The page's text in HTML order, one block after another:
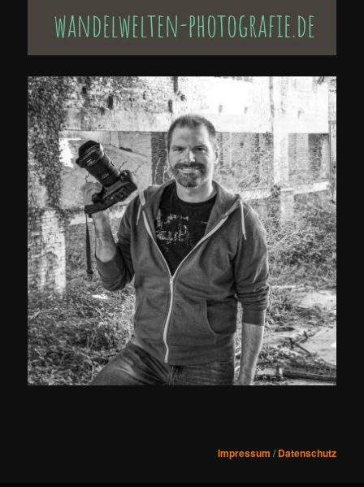
Impressum /Datenschutz